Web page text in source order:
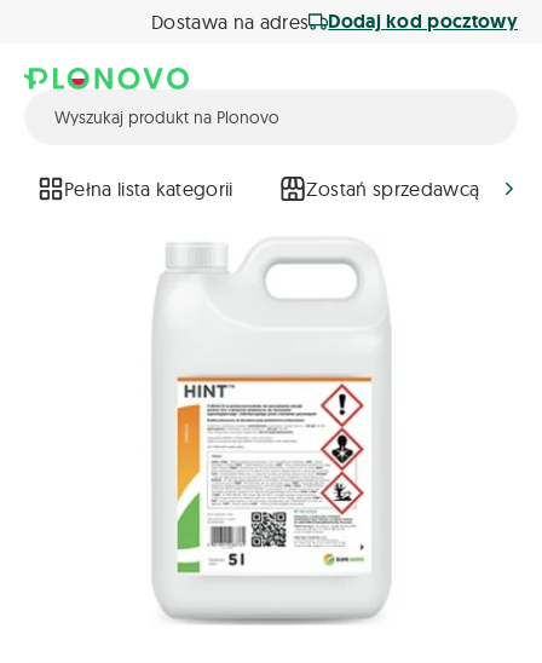
Dostawa na adres Dodaj kod pocztowy
Pełna lista kategorii Zostań sprzedawcą